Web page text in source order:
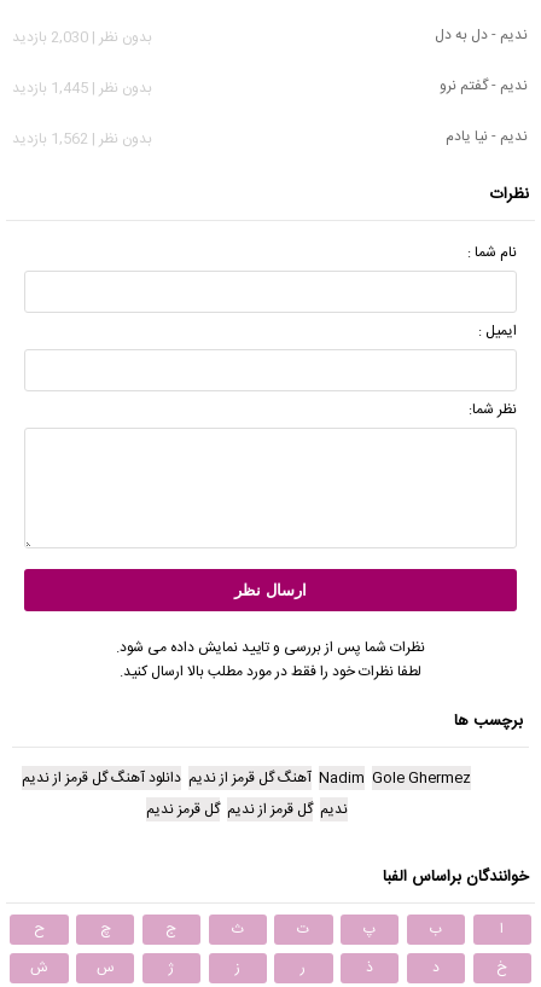
ندیم - دل به دل
بدون نظر | 2,030 بازدید
ندیم - گفتم نرو
بدون نظر | 1,445 بازدید
ندیم - نیا یادم
بدون نظر | 1,562 بازدید
نظرات
نام شما :
ایمیل :
نظر شما:
نظرات شما پس از بررسی و تایید نمایش داده می شود.
لطفا نظرات خود را فقط در مورد مطلب بالا ارسال کنید.
برچسب ها
Gole Ghermez
Nadim آهنگ گل قرمز از ندیم دانلود آهنگ گل قرمز از ندیم
ندیم گل قرمز از ندیم گل قرمز ندیم
خوانندگان براساس الفبا
ا ب پ ت ث ج چ
ح
خ
د ذ ر ز ژ س
ش